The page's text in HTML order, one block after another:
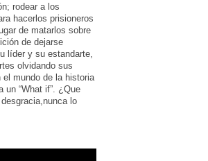
rodear a los
hacerlos prisioneros
de matarlos sobre
de dejarse
líder y su estandarte,
olvidando sus
mundo de la historia
un “What if”. ¿Que
lo